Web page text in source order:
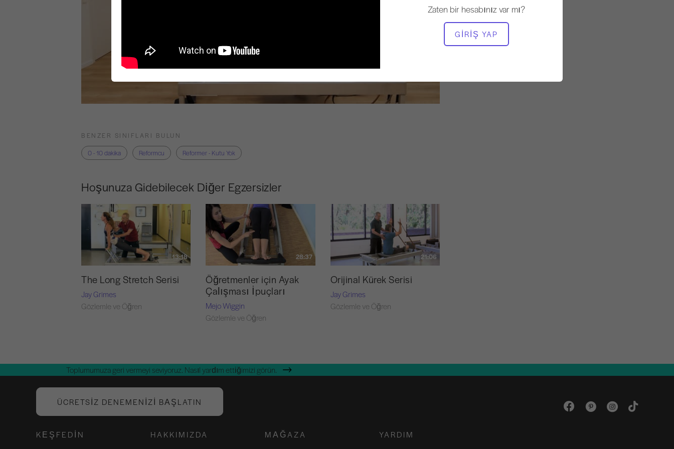
Zaten bir hesabınız var mı?
GIRIŞ YAP
GEREKLI EKIPMAN
Reformcu
BENZER SINIFLARI BULUN
0 - 10 dakika
Reformcu Reformer - Kutu Yok
Hoşunuza Gidebilecek Diğer Egzersizler
13:18
The Long Stretch Serisi
Jay Grimes
Gözlemle ve Öğren
28:37
Öğretmenler için Ayak
Çalışması İpuçları
Mejo Wiggin
Gözlemle ve Öğren
21:06
Orijinal Kürek Serisi
Jay Grimes
Gözlemle ve Öğren
Toplumumuza geri vermeyi seviyoruz. Nasıl yardım ettiğimizi görün.
ÜCRETSIZ DENEMENIZI BAŞLATIN
KEŞFEDIN HAKKIMIZDA MAĞAZA YARDIM